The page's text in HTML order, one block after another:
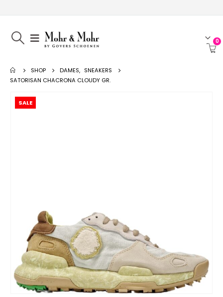
0
SHOP DAMES, SNEAKERS
SATORISAN CHACRONA CLOUDY GR.
SALE